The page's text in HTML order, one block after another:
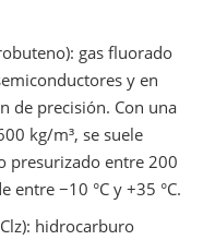
gas fluorado
y en
de precisión. Con una
kg/m³, se suele
presurizado entre 200
entre −10 °C y +35 °C.
hidrocarburo